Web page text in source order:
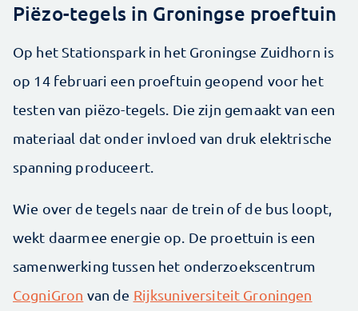
Piëzo-tegels in Groningse proeftuin
Op het Stationspark in het Groningse Zuidhorn is
op 14 februari een proeftuin geopend voor het
testen van piëzo-tegels. Die zijn gemaakt van een
materiaal dat onder invloed van druk elektrische
spanning produceert.
Wie over de tegels naar de trein of de bus loopt,
wekt daarmee energie op. De proettuin is een
samenwerking tussen het onderzoekscentrum
CogniGron van de Rijksuniversiteit Groningen